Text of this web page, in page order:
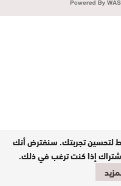
لتحسين تجربتك. سنفترض أنك
إذا كنت ترغب في ذلك.